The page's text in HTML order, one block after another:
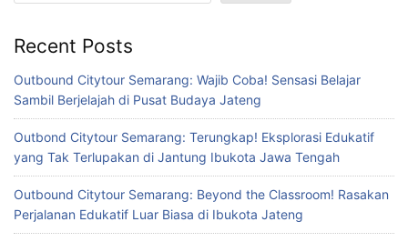
Recent Posts
Outbound Citytour Semarang: Wajib Coba! Sensasi Belajar
Sambil Berjelajah di Pusat Budaya Jateng
Outbond Citytour Semarang: Terungkap! Eksplorasi Edukatif
yang Tak Terlupakan di Jantung Ibukota Jawa Tengah
Outbound Citytour Semarang: Beyond the Classroom! Rasakan
Perjalanan Edukatif Luar Biasa di Ibukota Jateng